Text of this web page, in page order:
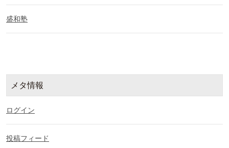
盛和塾
メタ情報
ログイン
投稿フィード